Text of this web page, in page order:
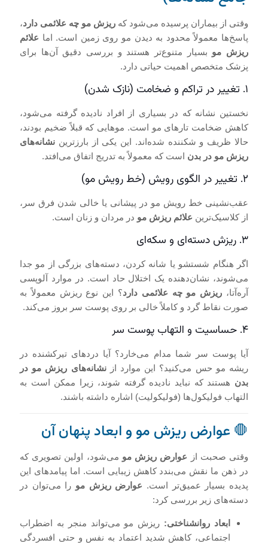
وقتی از بیماران پرسیده می‌شود که ریزش مو چه علائمی دارد،
پاسخ‌ها معمولاً محدود به دیدن مو روی زمین است. اما علائم
ریزش مو بسیار متنوع‌تر هستند و بررسی دقیق آن‌ها برای
پزشک متخصص اهمیت حیاتی دارد.
۱. تغییر در تراکم و ضخامت (نازک شدن)
نخستین نشانه که در بسیاری از افراد نادیده گرفته می‌شود،
کاهش ضخامت تارهای مو است. موهایی که قبلاً ضخیم بودند،
حالا ظریف و شکننده شده‌اند. این یکی از بارزترین نشانه‌های
ریزش مو در بدن است که معمولاً به تدریج اتفاق می‌افتد.
۲. تغییر در الگوی رویش (خط رویش مو)
عقب‌نشینی خط رویش مو در پیشانی یا خالی شدن فرق سر،
از کلاسیک‌ترین علائم ریزش مو در مردان و زنان است.
۳. ریزش دسته‌ای و سکه‌ای
اگر هنگام شستشو یا شانه کردن، دسته‌های بزرگی از مو جدا
می‌شوند، نشان‌دهنده یک اختلال حاد است. در موارد آلوپسی
آره‌آتا، ریزش مو چه علائمی دارد؟ این نوع ریزش معمولاً به
صورت نقاط گرد و کاملاً خالی بر روی پوست سر بروز می‌کند.
۴. حساسیت و التهاب پوست سر
آیا پوست سر شما مدام می‌خارد؟ آیا دردهای تیرکشنده در
ریشه مو حس می‌کنید؟ این موارد ازنشانه‌های ریزش مو در
بدن هستند که نباید نادیده گرفته شوند، زیرا ممکن است به
التهاب فولیکول‌ها (فولیکولیت) اشاره داشته باشند.
🛑 عوارض ریزش مو و ابعاد پنهان آن
وقتی صحبت از عوارض ریزش مو می‌شود، اولین تصویری که
در ذهن ما نقش می‌بندد کاهش زیبایی است. اما پیامدهای این
پدیده بسیار عمیق‌تر است. عوارض ریزش مو را می‌توان در
دسته‌های زیر بررسی کرد:
ابعاد روانشناختی: ریزش مو می‌تواند منجر به اضطراب
اجتماعی، کاهش شدید اعتماد به نفس و حتی افسردگی